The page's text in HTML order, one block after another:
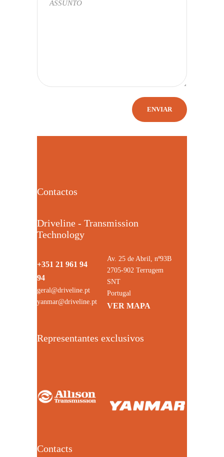
Contactos
Driveline - Transmission
Technology
+351 21 961 94
94
geral@driveline.pt
yanmar@driveline.pt
Av. 25 de Abril, nº93B
2705-902 Terrugem
SNT
Portugal
VER MAPA
Representantes exclusivos
Contacts